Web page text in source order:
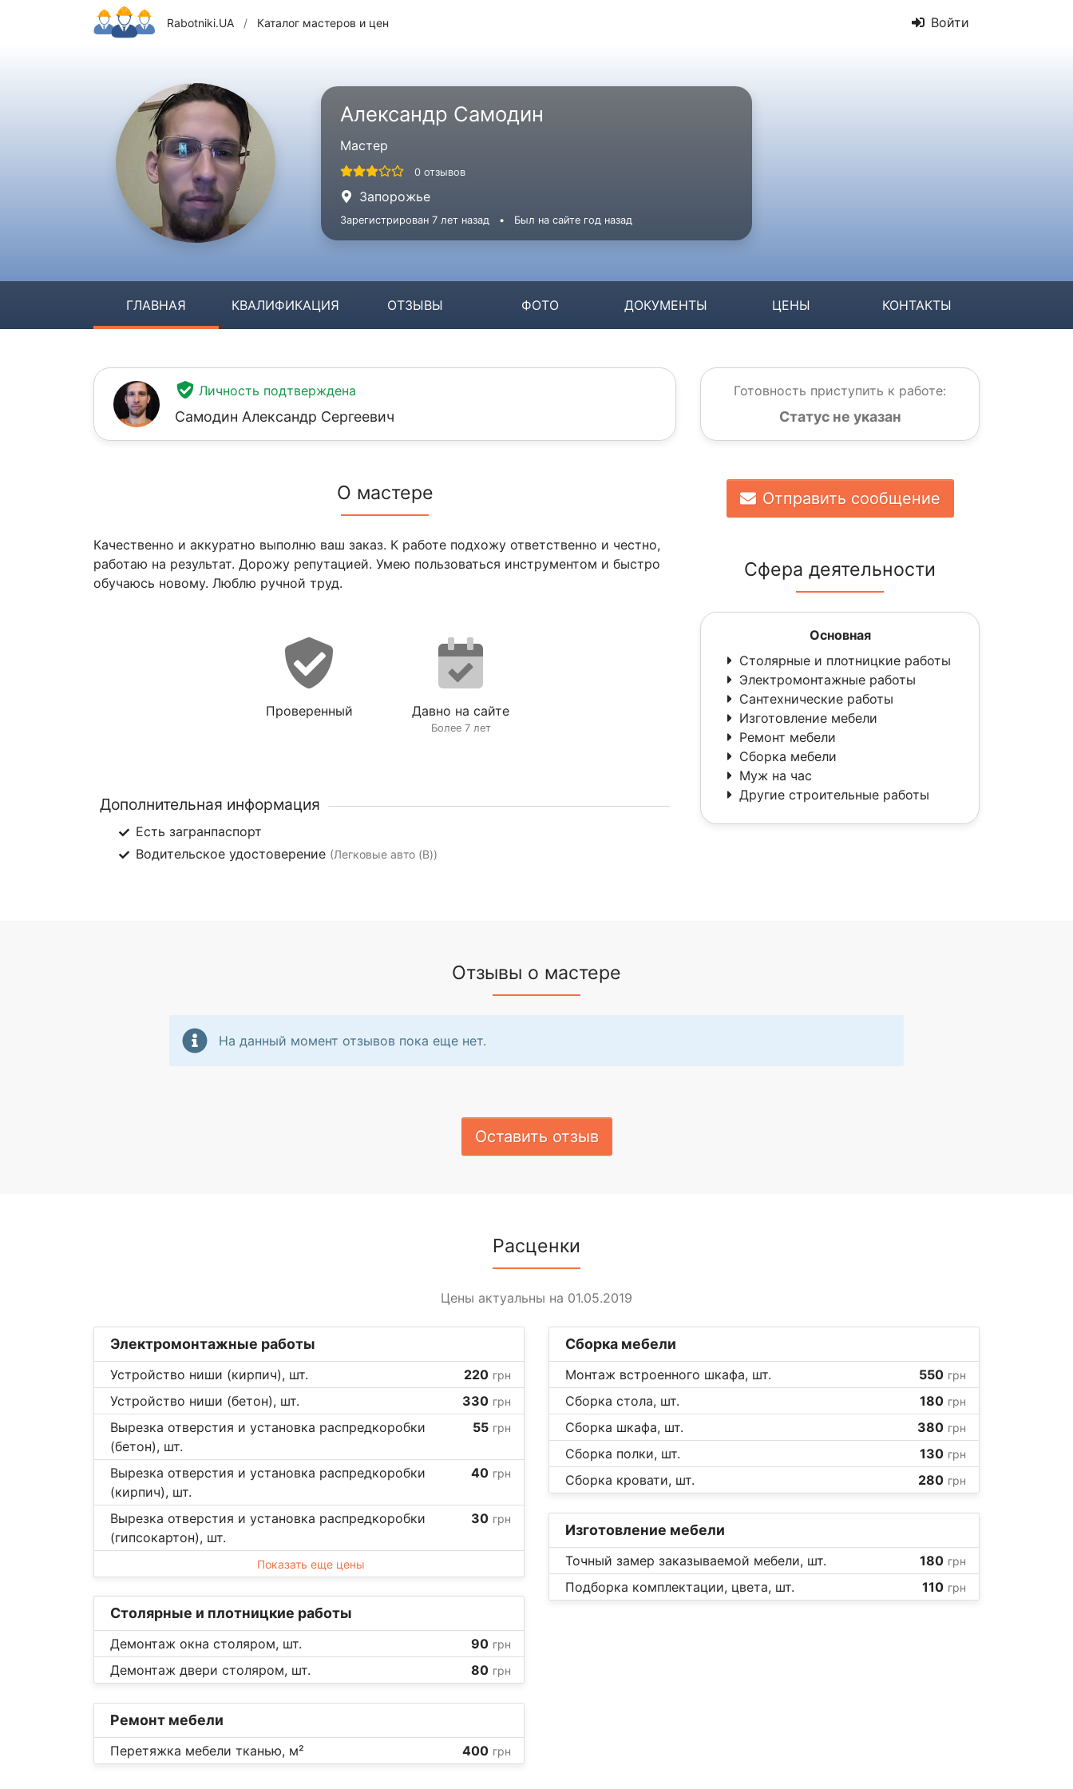
Rabotniki.UA / Каталог мастеров и цен Войти
Александр Самодин
Мастер
0 отзывов
Запорожье
Зарегистрирован 7 лет назад • Был на сайте год назад
ГЛАВНАЯ КВАЛИФИКАЦИЯ ОТЗЫВЫ ФОТО ДОКУМЕНТЫ ЦЕНЫ КОНТАКТЫ
Личность подтверждена
Самодин Александр Сергеевич
О мастере
Качественно и аккуратно выполню ваш заказ. К работе подхожу ответственно и честно,
работаю на результат. Дорожу репутацией. Умею пользоваться инструментом и быстро
обучаюсь новому. Люблю ручной труд.
Проверенный Давно на сайте
Более 7 лет
Дополнительная информация
Есть загранпаспорт
Водительское удостоверение (Легковые авто (B))
Готовность приступить к работе:
Статус не указан
Отправить сообщение
Сфера деятельности
Основная
Столярные и плотницкие работы
Электромонтажные работы
Сантехнические работы
Изготовление мебели
Ремонт мебели
Сборка мебели
Муж на час
Другие строительные работы
Отзывы о мастере
На данный момент отзывов пока еще нет.
Оставить отзыв
Расценки
Цены актуальны на 01.05.2019
Электромонтажные работы
Устройство ниши (кирпич), шт. 220 грн
Устройство ниши (бетон), шт. 330 грн
Вырезка отверстия и установка распредкоробки
(бетон), шт.
55 грн
Вырезка отверстия и установка распредкоробки
(кирпич), шт.
40 грн
Вырезка отверстия и установка распредкоробки
(гипсокартон), шт.
30 грн
Показать еще цены
Столярные и плотницкие работы
Демонтаж окна столяром, шт. 90 грн
Демонтаж двери столяром, шт. 80 грн
Ремонт мебели
Перетяжка мебели тканью, м² 400 грн
Сборка мебели
Монтаж встроенного шкафа, шт. 550 грн
Сборка стола, шт. 180 грн
Сборка шкафа, шт. 380 грн
Сборка полки, шт. 130 грн
Сборка кровати, шт. 280 грн
Изготовление мебели
Точный замер заказываемой мебели, шт. 180 грн
Подборка комплектации, цвета, шт. 110 грн